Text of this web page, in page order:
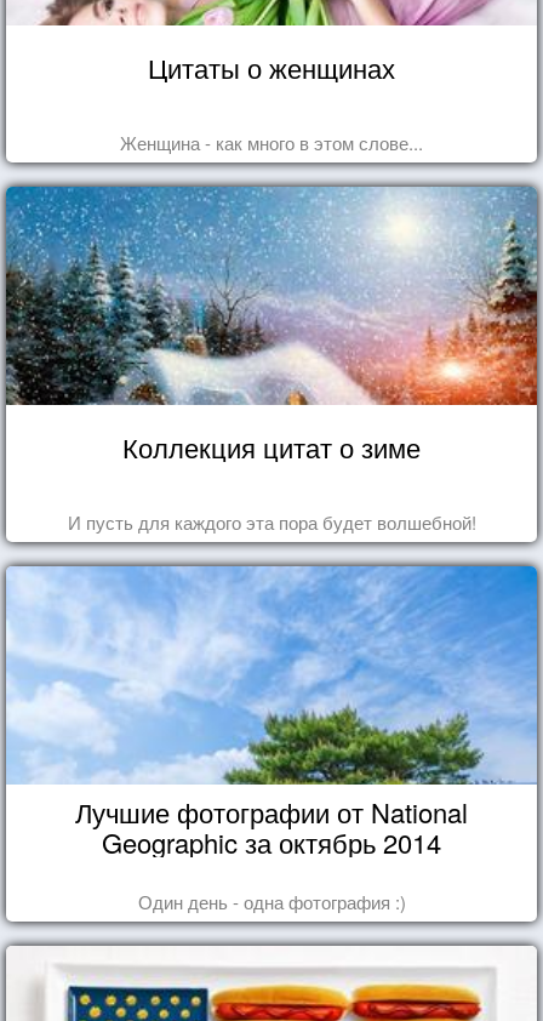
Цитаты о женщинах
Женщина - как много в этом слове...
Коллекция цитат о зиме
И пусть для каждого эта пора будет волшебной!
Лучшие фотографии от National
Geographic за октябрь 2014
Один день - одна фотография :)